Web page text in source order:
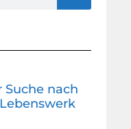
Suche nach